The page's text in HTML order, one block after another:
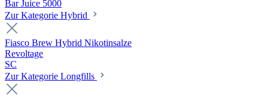
Bar Juice 5000
Zur Kategorie Hybrid
Fiasco Brew Hybrid Nikotinsalze
Revoltage
SC
Zur Kategorie Longfills